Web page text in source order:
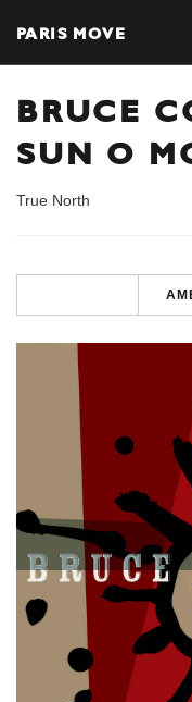
PARIS MOVE
BRUCE
SUN O
True North